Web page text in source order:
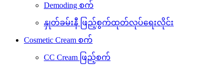
Demoding စက်
နှုတ်ခမ်းနီ ဖြည့်စွက်ထုတ်လုပ်ရေးလိုင်း
Cosmetic Cream စက်
CC Cream ဖြည့်စက်